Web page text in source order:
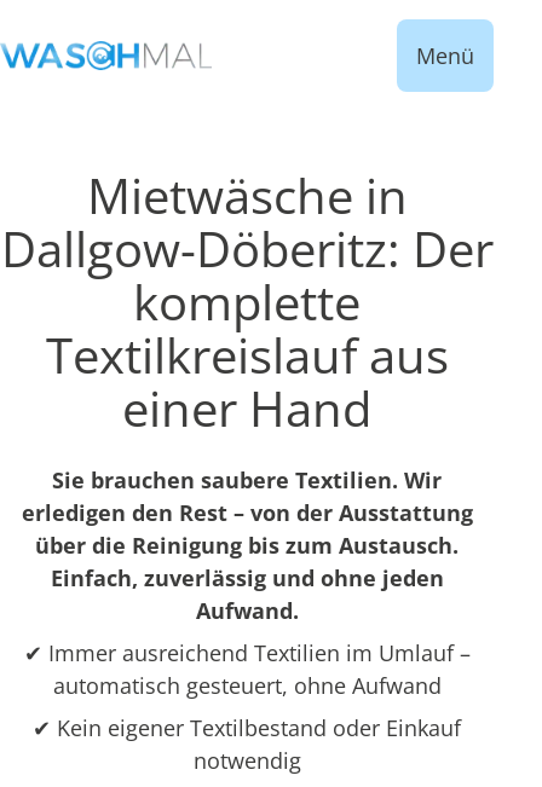
Menü
Mietwäsche in
Dallgow-Döberitz: Der
komplette
Textilkreislauf aus
einer Hand
Sie brauchen saubere Textilien. Wir
erledigen den Rest – von der Ausstattung
über die Reinigung bis zum Austausch.
Einfach, zuverlässig und ohne jeden
Aufwand.
✔ Immer ausreichend Textilien im Umlauf –
automatisch gesteuert, ohne Aufwand
✔ Kein eigener Textilbestand oder Einkauf
notwendig